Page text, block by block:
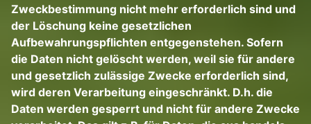
Zweckbestimmung nicht mehr erforderlich sind und
der Löschung keine gesetzlichen
Aufbewahrungspflichten entgegenstehen. Sofern
die Daten nicht gelöscht werden, weil sie für andere
und gesetzlich zulässige Zwecke erforderlich sind,
wird deren Verarbeitung eingeschränkt. D.h. die
Daten werden gesperrt und nicht für andere Zwecke